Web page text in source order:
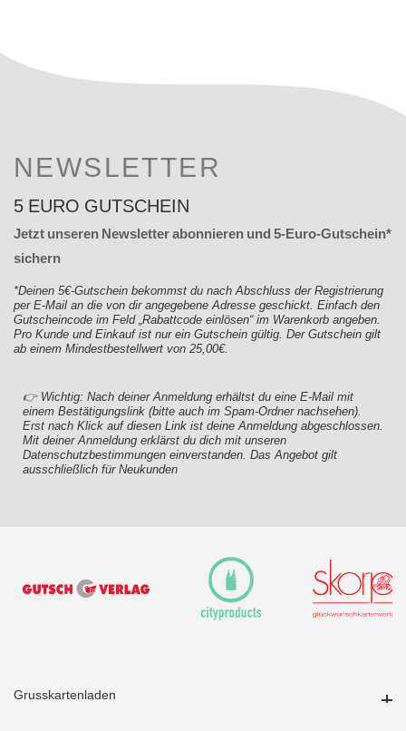
NEWSLETTER
5 EURO GUTSCHEIN
Jetzt unseren Newsletter abonnieren und 5-Euro-Gutschein*
sichern
*Deinen 5€-Gutschein bekommst du nach Abschluss der Registrierung
per E-Mail an die von dir angegebene Adresse geschickt. Einfach den
Gutscheincode im Feld „Rabattcode einlösen“ im Warenkorb angeben.
Pro Kunde und Einkauf ist nur ein Gutschein gültig. Der Gutschein gilt
ab einem Mindestbestellwert von 25,00€.
👉 Wichtig: Nach deiner Anmeldung erhältst du eine E-Mail mit
einem Bestätigungslink (bitte auch im Spam-Ordner nachsehen).
Erst nach Klick auf diesen Link ist deine Anmeldung abgeschlossen.
Mit deiner Anmeldung erklärst du dich mit unseren
Datenschutzbestimmungen einverstanden. Das Angebot gilt
ausschließlich für Neukunden
Grusskartenladen